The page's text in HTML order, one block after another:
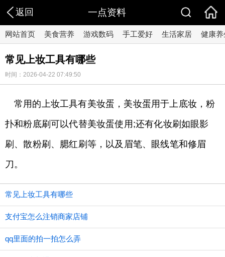
返回 一点资料
网站首页 美食营养 游戏数码 手工爱好 生活家居 健康养
常见上妆工具有哪些
时间：2026-04-22 07:49:50
常用的上妆工具有美妆蛋，美妆蛋用于上底妆，粉
扑和粉底刷可以代替美妆蛋使用;还有化妆刷如眼影
刷、散粉刷、腮红刷等，以及眉笔、眼线笔和修眉
刀。
常见上妆工具有哪些
支付宝怎么注销商家店铺
qq里面的拍一拍怎么弄